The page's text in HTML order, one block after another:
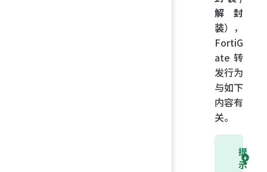
解封
装），
FortiG
ate 转
发行为
与如下
内容有
关。
提
示